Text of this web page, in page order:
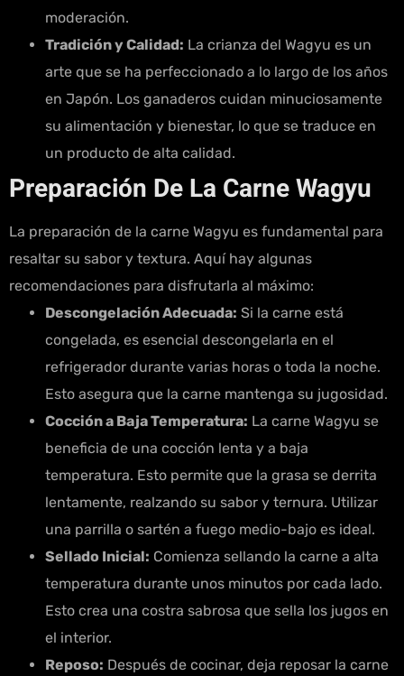
moderación.
Tradición y Calidad: La crianza del Wagyu es un
arte que se ha perfeccionado a lo largo de los años
en Japón. Los ganaderos cuidan minuciosamente
su alimentación y bienestar, lo que se traduce en
un producto de alta calidad.
Preparación De La Carne Wagyu
La preparación de la carne Wagyu es fundamental para
resaltar su sabor y textura. Aquí hay algunas
recomendaciones para disfrutarla al máximo:
Descongelación Adecuada: Si la carne está
congelada, es esencial descongelarla en el
refrigerador durante varias horas o toda la noche.
Esto asegura que la carne mantenga su jugosidad.
Cocción a Baja Temperatura: La carne Wagyu se
beneficia de una cocción lenta y a baja
temperatura. Esto permite que la grasa se derrita
lentamente, realzando su sabor y ternura. Utilizar
una parrilla o sartén a fuego medio-bajo es ideal.
Sellado Inicial: Comienza sellando la carne a alta
temperatura durante unos minutos por cada lado.
Esto crea una costra sabrosa que sella los jugos en
el interior.
Reposo: Después de cocinar, deja reposar la carne